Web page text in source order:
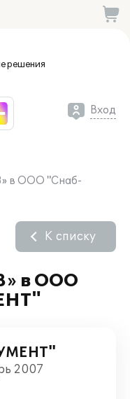
решения
Вход
в ООО "Снаб-
в ООО
К списку
2007